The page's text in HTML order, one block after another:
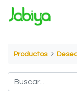
Productos